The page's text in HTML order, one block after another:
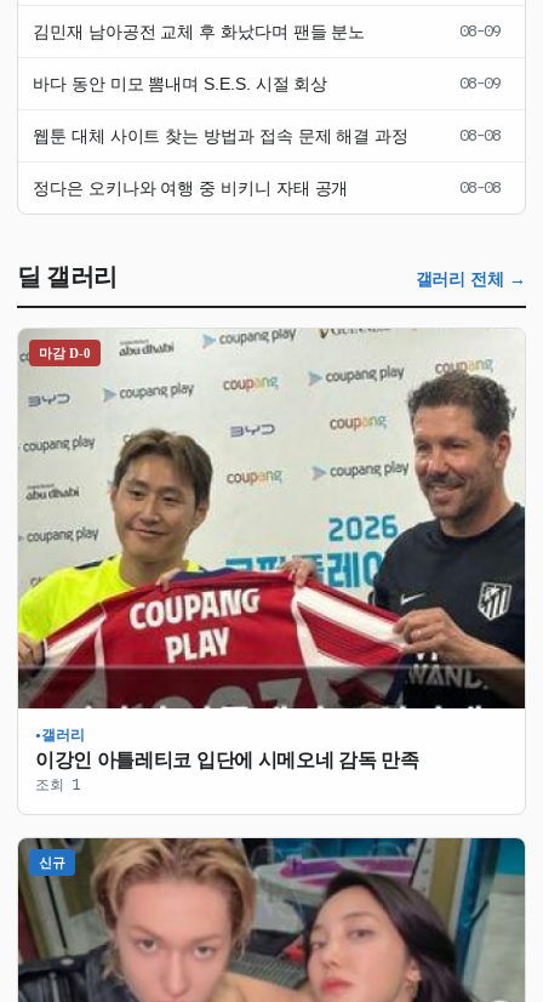
김민재 남아공전 교체 후 화났다며 팬들 분노 08-09
바다 동안 미모 뽐내며 S.E.S. 시절 회상 08-09
웹툰 대체 사이트 찾는 방법과 접속 문제 해결 과정 08-08
정다은 오키나와 여행 중 비키니 자태 공개 08-08
딜 갤러리 갤러리 전체 →
마감 D-0
● 갤러리
이강인 아틀레티코 입단에 시메오네 감독 만족
조회 1
신규